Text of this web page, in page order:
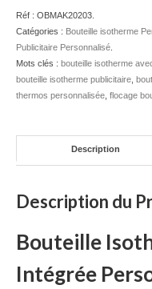
Gourde
Bouteille
Mug & Tasse
Mug de
Bouteille & Mug
Bouteille
Mug
Réf : OBMAK20203
Catégories : Bouteille isotherme
Publicitaire Personnalisé
Mots clés : bouteille isotherme
bouteille isotherme publicitaire
thermos personnalisée flocage
Description
Description du
Bouteille
Intégrée